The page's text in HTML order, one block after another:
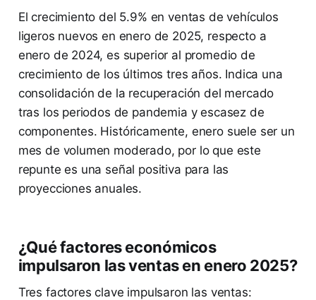
El crecimiento del 5.9% en ventas de vehículos
ligeros nuevos en enero de 2025, respecto a
enero de 2024, es superior al promedio de
crecimiento de los últimos tres años. Indica una
consolidación de la recuperación del mercado
tras los periodos de pandemia y escasez de
componentes. Históricamente, enero suele ser un
mes de volumen moderado, por lo que este
repunte es una señal positiva para las
proyecciones anuales.
¿Qué factores económicos
impulsaron las ventas en enero 2025?
Tres factores clave impulsaron las ventas: